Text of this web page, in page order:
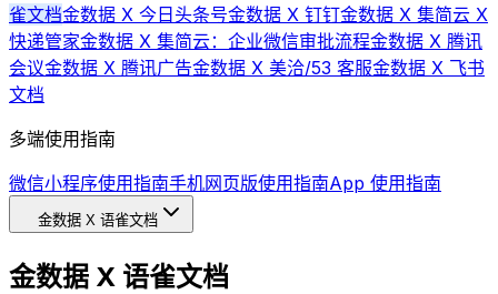
雀文档金数据 X 今日头条号金数据 X 钉钉金数据 X 集简云 X
快递管家金数据 X 集简云：企业微信审批流程金数据 X 腾讯
会议金数据 X 腾讯广告金数据 X 美洽/53 客服金数据 X 飞书
文档
多端使用指南
微信小程序使用指南手机网页版使用指南App 使用指南
金数据 X 语雀文档
金数据 X 语雀文档